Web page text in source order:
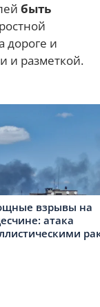
быть
дороге и
и разметкой.
взрывы на
атака